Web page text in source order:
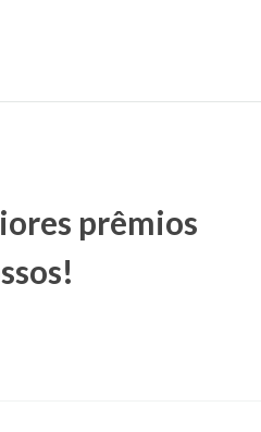
prêmios